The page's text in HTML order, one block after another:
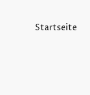
Startseite